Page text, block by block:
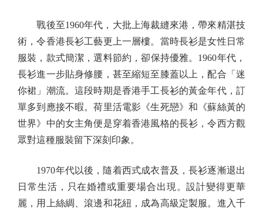
戰後至1960年代，大批上海裁縫來港，帶來精湛技
術，令香港長衫工藝更上一層樓。當時長衫是女性日常
服裝，款式簡潔，選料節約，卻保持優雅。1960年代，
長衫進一步貼身修腰，甚至縮短至膝蓋以上，配合「迷
你裙」潮流。這段時期是香港手工長衫的黃金年代，訂
單多到應接不暇。荷里活電影《生死戀》和《蘇絲黃的
世界》中的女主角便是穿着香港風格的長衫，令西方觀
眾對這種服裝留下深刻印象。
1970年代以後，隨着西式成衣普及，長衫逐漸退出
日常生活，只在婚禮或重要場合出現。設計變得更華
麗，用上絲綢、滾邊和花紐，成為高級定製服。進入千